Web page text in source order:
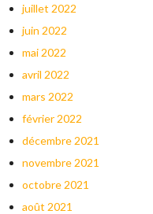
juillet 2022
juin 2022
mai 2022
avril 2022
mars 2022
février 2022
décembre 2021
novembre 2021
octobre 2021
août 2021